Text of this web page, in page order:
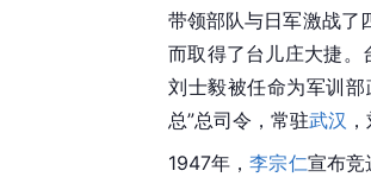
带领部队与日军激战了
而取得了台儿庄大捷
刘士毅被任命为军训
总”总司令，常驻武汉
1947年，李宗仁宣布竞